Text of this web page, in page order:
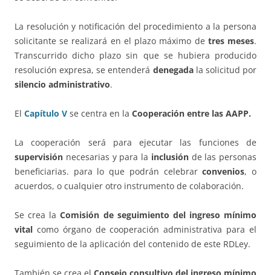
La resolución y notificación del procedimiento a la persona
solicitante se realizará en el plazo máximo de tres meses.
Transcurrido dicho plazo sin que se hubiera producido
resolución expresa, se entenderá denegadala solicitud por
silencio administrativo.
El Capítulo V se centra en la Cooperación entre las AAPP.
La cooperación será para ejecutar las funciones de
supervisión necesarias y para la inclusiónde las personas
beneficiarias. para lo que podrán celebrarconvenios, o
acuerdos, o cualquier otro instrumento de colaboración.
Se crea laComisión de seguimiento del ingreso mínimo
vital como órgano de cooperación administrativa para el
seguimiento de la aplicación del contenido de este RDLey.